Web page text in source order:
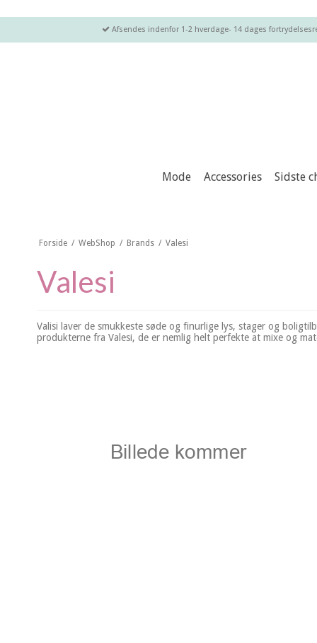
Afsendes indenfor 1-2 hverdage- 14 dages
Mode Accessories Sidste
Forside / WebShop / Brands / Valesi
Valesi
Valisi laver de smukkeste søde og finurlige lys, stager og
produkterne fra Valesi, de er nemlig helt perfekte at mixe og